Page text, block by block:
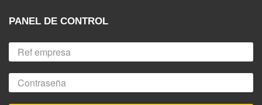
PANEL DE CONTROL